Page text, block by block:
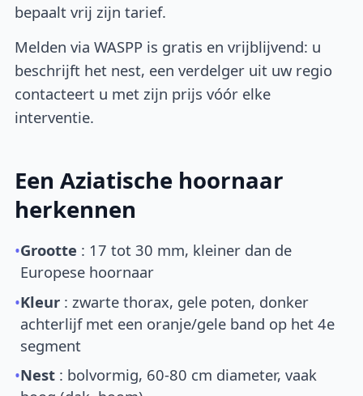
bepaalt vrij zijn tarief.
Melden via WASPP is gratis en vrijblijvend: u
beschrijft het nest, een verdelger uit uw regio
contacteert u met zijn prijs vóór elke
interventie.
Een Aziatische hoornaar
herkennen
•Grootte : 17 tot 30 mm, kleiner dan de
Europese hoornaar
•Kleur : zwarte thorax, gele poten, donker
achterlijf met een oranje/gele band op het 4e
segment
•Nest : bolvormig, 60-80 cm diameter, vaak